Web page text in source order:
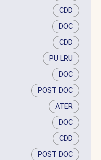
CDD
DOC
CDD
PU LRU
DOC
POST DOC
ATER
DOC
CDD
POST DOC